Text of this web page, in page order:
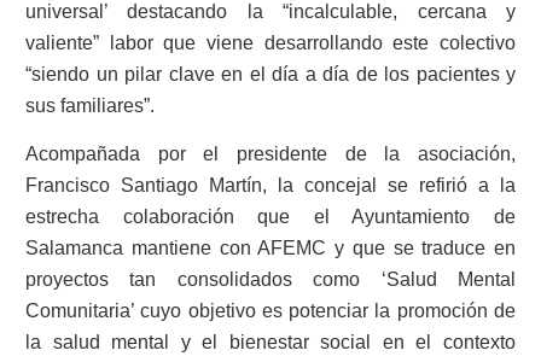
universal’ destacando la “incalculable, cercana y
valiente” labor que viene desarrollando este colectivo
“siendo un pilar clave en el día a día de los pacientes y
sus familiares”.
Acompañada por el presidente de la asociación,
Francisco Santiago Martín, la concejal se refirió a la
estrecha colaboración que el Ayuntamiento de
Salamanca mantiene con AFEMC y que se traduce en
proyectos tan consolidados como ‘Salud Mental
Comunitaria’ cuyo objetivo es potenciar la promoción de
la salud mental y el bienestar social en el contexto